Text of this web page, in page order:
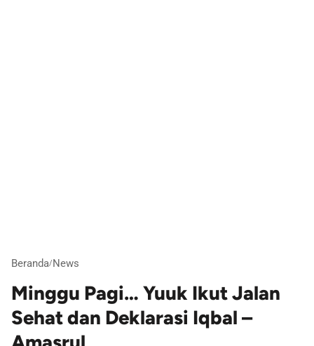
Beranda/News
Minggu Pagi… Yuuk Ikut Jalan
Sehat dan Deklarasi Iqbal –